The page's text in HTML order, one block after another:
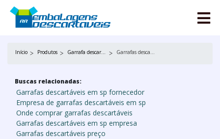
Início Produtos Garrafa descartável em sp Garrafas descartáveis em sp distribuidor
Buscas relacionadas:
Garrafas descartáveis em sp fornecedor
Empresa de garrafas descartáveis em sp
Onde comprar garrafas descartáveis
Garrafas descartáveis em sp empresa
Garrafas descartáveis preço